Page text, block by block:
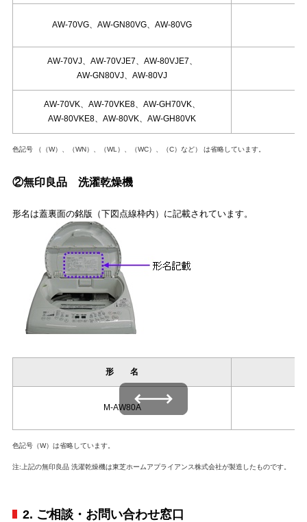
AW-70VG、AW-GN80VG、AW-80VG
AW-70VJ、AW-70VJE7、AW-80VJE7、
AW-GN80VJ、AW-80VJ
AW-70VK、AW-70VKE8、AW-GH70VK、
AW-80VKE8、AW-80VK、AW-GH80VK
色記号 （（W）、（WN）、（WL）、（WC）、（C）など） は省略しています。
②無印良品 洗濯乾燥機
形名は蓋裏面の銘版（下図点線枠内）に記載されています。
形 名
M-AW80A
色記号（W）は省略しています。
注:上記の無印良品 洗濯乾燥機は東芝ホームアプライアンス株式会社が製造したものです。
2. ご相談・お問い合わせ窓口